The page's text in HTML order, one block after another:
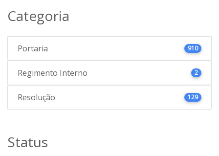
Categoria
Portaria 910
Regimento Interno 2
Resolução 129
Status